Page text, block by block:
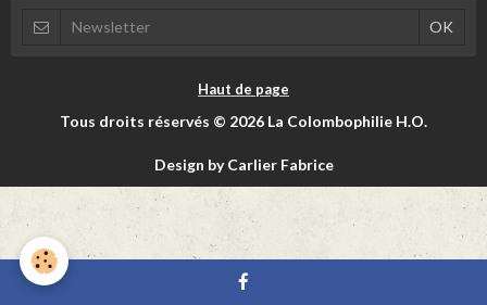
Haut de page
Tous droits réservés © 2026 La Colombophilie H.O.
Design by Carlier Fabrice